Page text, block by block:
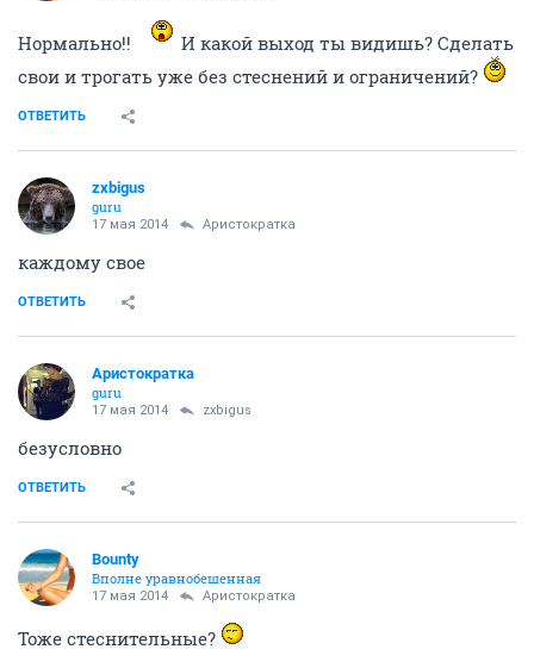
Нормально!!
И какой выход ты видишь? Сделать
свои и трогать уже без стеснений и ограничений?
ОТВЕТИТЬ
zxbigus
guru
17 мая 2014 Аристократка
каждому свое
ОТВЕТИТЬ
Аристократка
guru
17 мая 2014 zxbigus
безусловно
ОТВЕТИТЬ
Bounty
Вполне уравнобешенная
17 мая 2014 Аристократка
Тоже стеснительные?